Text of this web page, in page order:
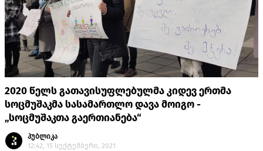
2020 წელს გათავისუფლებულმა კიდევ ერთმა
სოცმუშაკმა სასამართლო დავა მოიგო -
„სოცმუშაკთა გაერთიანება“
პუბლიკა
12:42, 15 სექტემბერი, 2021